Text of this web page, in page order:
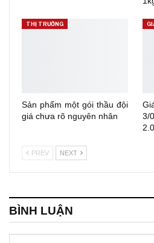
THỊ TRƯỜNG
Sản phẩm một gói thầu đội
giá chưa rõ nguyên nhân
3/
PREV NEXT
BÌNH LUẬN